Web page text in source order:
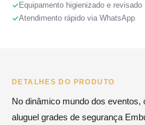
Equipamento higienizado e revisado
Atendimento rápido via WhatsApp
DETALHES DO PRODUTO
No dinâmico mundo dos eventos,
aluguel grades de segurança